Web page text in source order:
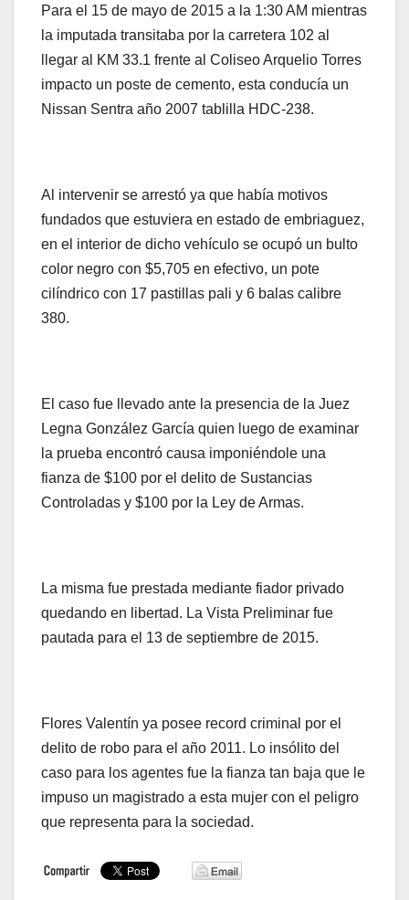
Para el 15 de mayo de 2015 a la 1:30 AM mientras
la imputada transitaba por la carretera 102 al
llegar al KM 33.1 frente al Coliseo Arquelio Torres
impacto un poste de cemento, esta conducía un
Nissan Sentra año 2007 tablilla HDC-238.
Al intervenir se arrestó ya que había motivos
fundados que estuviera en estado de embriaguez,
en el interior de dicho vehículo se ocupó un bulto
color negro con $5,705 en efectivo, un pote
cilíndrico con 17 pastillas pali y 6 balas calibre
380.
El caso fue llevado ante la presencia de la Juez
Legna González García quien luego de examinar
la prueba encontró causa imponiéndole una
fianza de $100 por el delito de Sustancias
Controladas y $100 por la Ley de Armas.
La misma fue prestada mediante fiador privado
quedando en libertad. La Vista Preliminar fue
pautada para el 13 de septiembre de 2015.
Flores Valentín ya posee record criminal por el
delito de robo para el año 2011. Lo insólito del
caso para los agentes fue la fianza tan baja que le
impuso un magistrado a esta mujer con el peligro
que representa para la sociedad.